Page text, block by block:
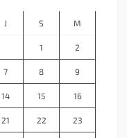
J S M
1 2
7 8 9
14 15 16
21 22 23